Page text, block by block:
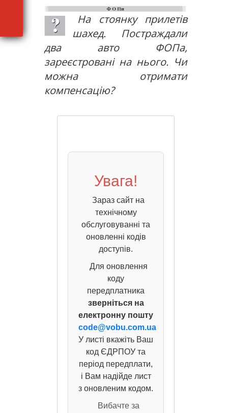
На стоянку прилетів
шахед. Постраждали
два авто ФОПа,
зареєстровані на нього. Чи
можна отримати
компенсацію?
Увага!
Зараз сайт на
технічному
обслуговуванні та
оновленні кодів
доступів.
Для оновлення
коду
передплатника
зверніться на
електронну пошту
code@vobu.com.ua
У листі вкажіть Ваш
код ЄДРПОУ та
період передплати,
і Вам надійде лист
з оновленим кодом.
Вибачте за